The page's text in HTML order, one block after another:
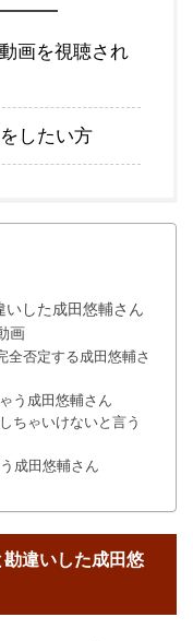
画を視聴され
したい方
した成田悠輔さん
画
全否定する成田悠輔さ
う成田悠輔さん
ちゃいけないと言う
成田悠輔さん
違いした成田悠